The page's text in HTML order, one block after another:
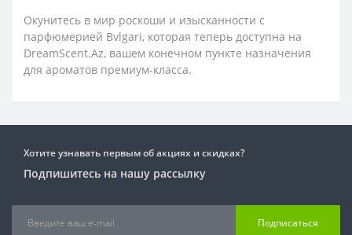
Окунитесь в мир роскоши и изысканности с
парфюмерией Bvlgari, которая теперь доступна на
DreamScent.Az, вашем конечном пункте назначения
для ароматов премиум-класса.
Хотите узнавать первым об акциях и скидках?
Подпишитесь на нашу рассылку
Подписаться